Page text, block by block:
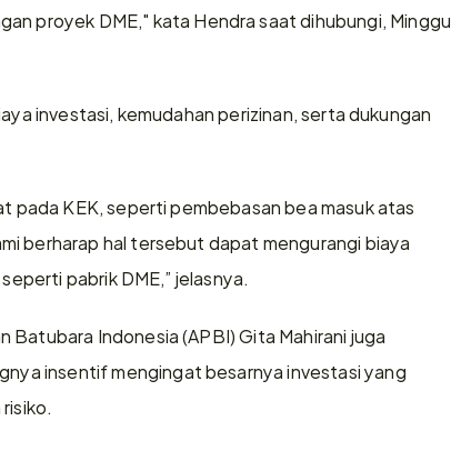
proyek DME," kata Hendra saat dihubungi, Minggu
investasi, kemudahan perizinan, serta dukungan
pada KEK, seperti pembebasan bea masuk atas
berharap hal tersebut dapat mengurangi biaya
pabrik DME,” jelasnya.
Indonesia (APBI) Gita Mahirani juga
insentif mengingat besarnya investasi yang